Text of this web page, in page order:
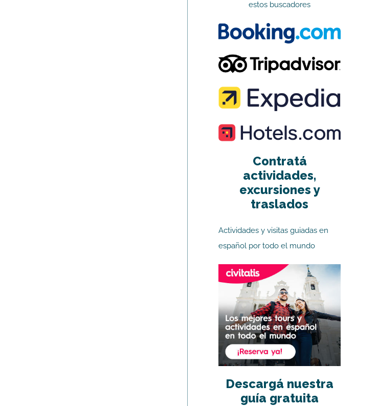
estos buscadores
Contratá
actividades,
excursiones y
traslados
Actividades y visitas guiadas en
español por todo el mundo
Descargá nuestra
guía gratuita